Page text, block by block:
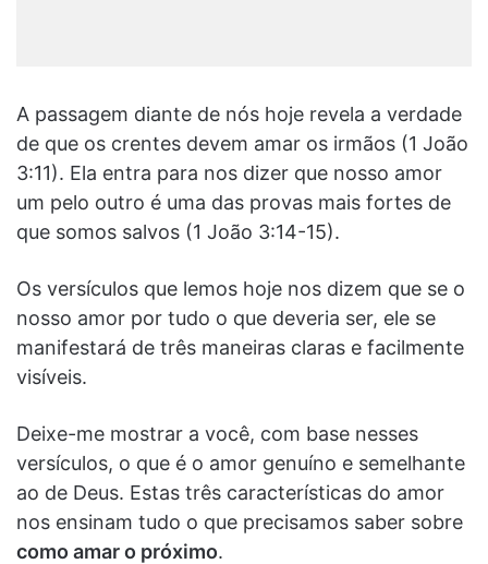
A passagem diante de nós hoje revela a verdade
de que os crentes devem amar os irmãos (1 João
3:11). Ela entra para nos dizer que nosso amor
um pelo outro é uma das provas mais fortes de
que somos salvos (1 João 3:14-15).
Os versículos que lemos hoje nos dizem que se o
nosso amor por tudo o que deveria ser, ele se
manifestará de três maneiras claras e facilmente
visíveis.
Deixe-me mostrar a você, com base nesses
versículos, o que é o amor genuíno e semelhante
ao de Deus. Estas três características do amor
nos ensinam tudo o que precisamos saber sobre
como amar o próximo.